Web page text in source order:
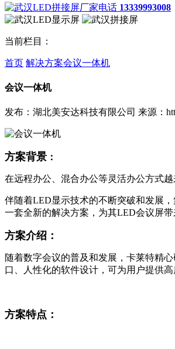
13339993008
当前栏目：
首页 解决方案会议一体机
会议一体机
发布：湖北美安达科技有限公司 来源：
方案背景 ：
在远程办公、混合办公等灵活办公方式
伴随着LED显示技术的不断突破和发展
一套全新的解决方案，为其LED会议屏带
方案介绍：
随着数字会议的普及和发展，卡莱特精
口、人性化的软件设计，可为用户提供
方案特点：